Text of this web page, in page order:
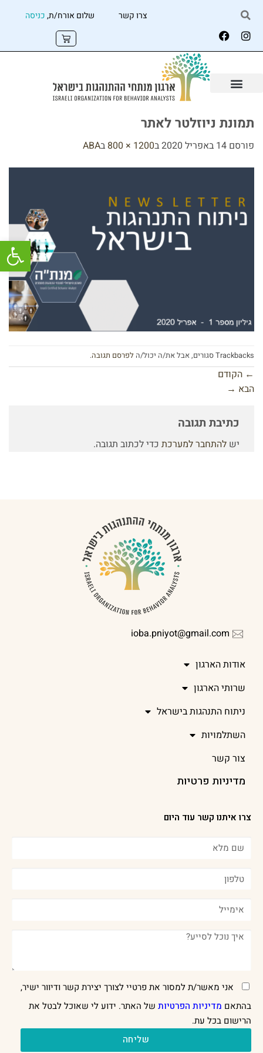
צרו קשר שלום אורח/ת,כניסה
תמונת ניוזלטר לאתר
פורסם 14 באפריל 2020 ב1200 × 800 בABA
Trackbacks סגורים, אבל את/ה יכול/ה לפרסם תגובה.
← הקודם
הבא →
כתיבת תגובה
יש להתחבר למערכת כדי לכתוב תגובה.
ioba.pniyot@gmail.com
אודות הארגון
שרותי הארגון
ניתוח התנהגות בישראל
השתלמויות
צור קשר
מדיניות פרטיות
צרו איתנו קשר עוד היום
אני מאשר/ת למסור את פרטיי לצורך יצירת קשר ודיוור ישיר,
בהתאם מדיניות הפרטיות של האתר. ידוע לי שאוכל לבטל את
הרישום בכל עת.
שליחה